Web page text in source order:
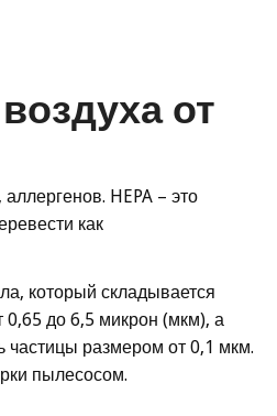
от
HEPA – это
как
который складывается
до 6,5 микрон (мкм), а
частицы размером от 0,1 мкм.
пылесосом.